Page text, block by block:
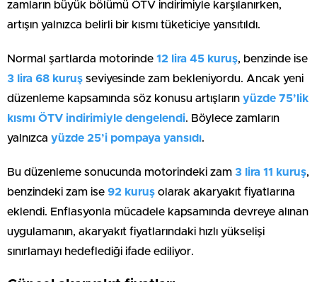
zamların büyük bölümü ÖTV indirimiyle karşılanırken,
artışın yalnızca belirli bir kısmı tüketiciye yansıtıldı.
Normal şartlarda motorinde 12 lira 45 kuruş, benzinde ise
3 lira 68 kuruş seviyesinde zam bekleniyordu. Ancak yeni
düzenleme kapsamında söz konusu artışların yüzde 75’lik
kısmı ÖTV indirimiyle dengelendi. Böylece zamların
yalnızca yüzde 25’i pompaya yansıdı.
Bu düzenleme sonucunda motorindeki zam 3 lira 11 kuruş,
benzindeki zam ise 92 kuruş olarak akaryakıt fiyatlarına
eklendi. Enflasyonla mücadele kapsamında devreye alınan
uygulamanın, akaryakıt fiyatlarındaki hızlı yükselişi
sınırlamayı hedeflediği ifade ediliyor.